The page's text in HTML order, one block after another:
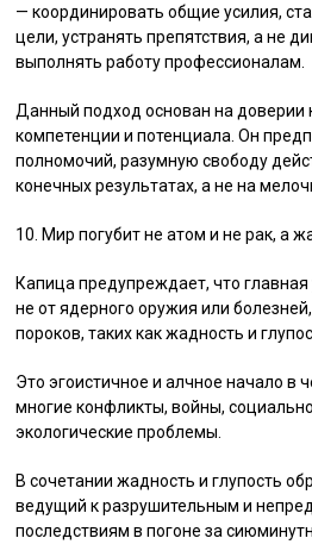
— координировать общие усилия,
цели, устранять препятствия, а не
выполнять работу профессионалам.
Данный подход основан на доверии
компетенции и потенциала. Он
полномочий, разумную свободу
конечных результатах, а не на
10. Мир погубит не атом и не рак, а
Капица предупреждает, что
не от ядерного оружия или
пороков, таких как жадность и
Это эгоистичное и алчное начало в
многие конфликты, войны,
экологические проблемы.
В сочетании жадность и глупость
ведущий к разрушительным и
последствиям в погоне за